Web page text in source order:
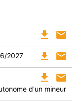
mail
file_download
mail
file_download
2027
mail
file_download
d'un mineur